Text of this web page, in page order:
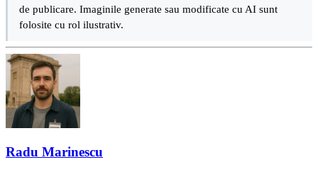
de publicare. Imaginile generate sau modificate cu AI sunt
folosite cu rol ilustrativ.
Radu Marinescu